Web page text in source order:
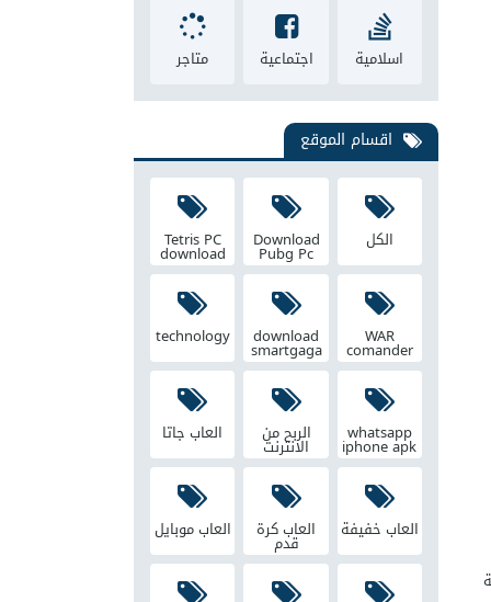
اسلامية اجتماعية متاجر
اقسام الموقع
الكل Download
Pubg Pc
Tetris PC
download
WAR
comander
download
smartgaga
technology
whatsapp
iphone apk
الربح من
الانترنت
العاب جاتا
العاب خفيفة العاب كرة
قدم
العاب موبايل